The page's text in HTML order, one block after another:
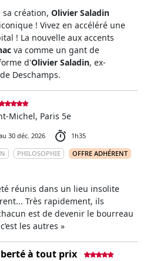
sa création, Olivier Saladin
! Vivez en accéléré une
! La nouvelle aux accents
va comme un gant de
d'Olivier Saladin, ex-
Deschamps.
Michel, Paris 5e
30 déc. 2026
1h35
PHILOSOPHIE
OFFRE ADHÉRENT
réunis dans un lieu insolite
Très rapidement, ils
est de devenir le bourreau
les autres »
à tout prix